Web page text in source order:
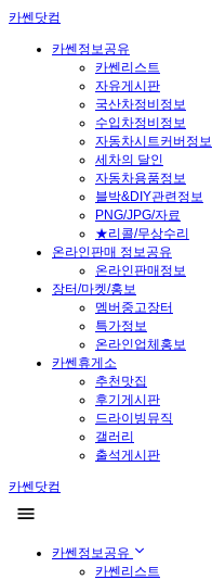
카쎈닷컴
카쎈정보공유
카쎈리스트
자유게시판
국산차정비정보
수입차정비정보
자동차시트커버정보
세차의 달인
자동차용품정보
블박&DIY관련정보
PNG/JPG/자료
★리콜/무상수리
온라인판매 정보공유
온라인판매정보
장터/마켓/홍보
멤버중고장터
특가정보
온라인업체홍보
카쎈휴게소
추천맛집
후기게시판
드라이빙뮤직
갤러리
출석게시판
카쎈닷컴
카쎈정보공유
카쎈리스트